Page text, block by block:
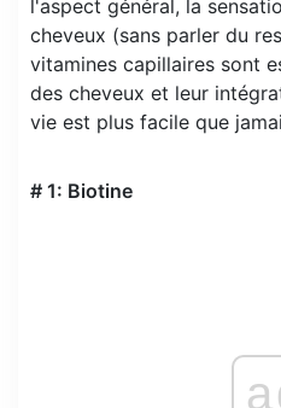
l'aspect général, la
cheveux (sans parler du
vitamines capillaires sont
des cheveux et leur
vie est plus facile que
# 1: Biotine